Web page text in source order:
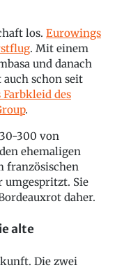
los. Eurowings
. Mit einem
und danach
schon seit
Farbkleid des
.
300 von
ehemaligen
französischen
umgespritzt. Sie
daher.
alte
Die zwei